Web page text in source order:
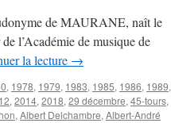
de MAURANE, naît le
l’Académie de musique de
la lecture →
, 1978, 1979, 1983, 1985, 1986, 1989,
, 2014, 2018, 29 décembre, 45-tours,
, Albert Delchambre, Albert-André